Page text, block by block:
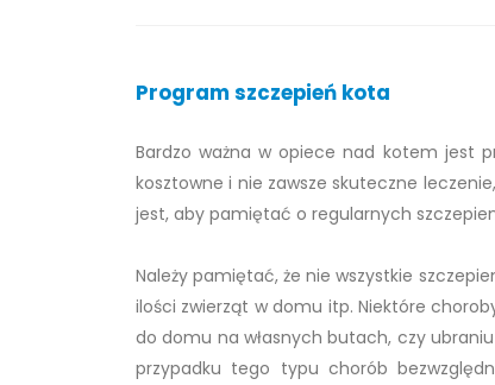
Program szczepień kota
Bardzo ważna w opiece nad kotem jest
kosztowne i nie zawsze skuteczne
jest, aby pamiętać o regularnych
Należy pamiętać, że nie wszystkie
ilości zwierząt w domu itp. Niektóre
do domu na własnych butach, czy
przypadku tego typu chorób